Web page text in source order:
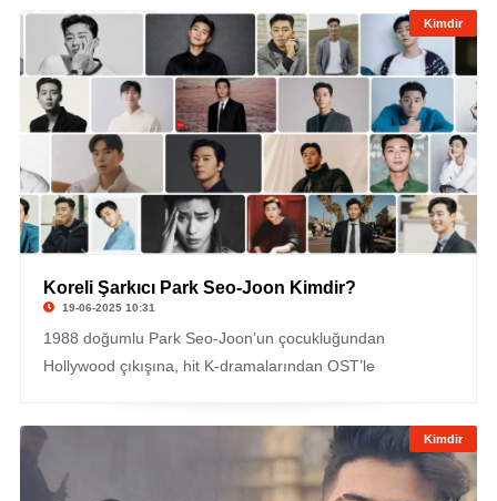
Kimdir
Koreli Şarkıcı Park Seo-Joon Kimdir?
19-06-2025 10:31
1988 doğumlu Park Seo-Joon’un çocukluğundan
Hollywood çıkışına, hit K-dramalarından OST’le
Kimdir